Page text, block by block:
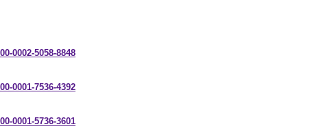
0002-5058-8848
0001-7536-4392
0001-5736-3601